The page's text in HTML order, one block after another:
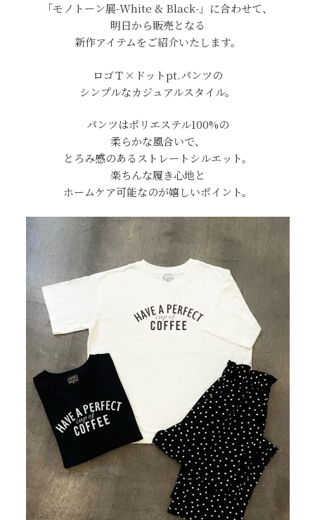
「モノトーン展-White & Black-」に合わせて、
明日から販売となる
新作アイテムをご紹介いたします。
ロゴＴ×ドットpt.パンツの
シンプルなカジュアルスタイル。
パンツはポリエステル100%の
柔らかな風合いで、
とろみ感のあるストレートシルエット。
楽ちんな履き心地と
ホームケア可能なのが嬉しいポイント。